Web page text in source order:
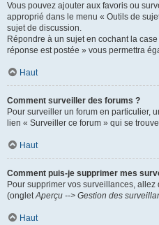
Vous pouvez ajouter aux favoris ou
approprié dans le menu « Outils de
sujet de discussion.
Répondre à un sujet en cochant la
réponse est postée » vous permettra
Haut
Comment surveiller des forums ?
Pour surveiller un forum en particulier,
lien « Surveiller ce forum » qui se
Haut
Comment puis-je supprimer mes
Pour supprimer vos surveillances,
(ongletAperçu --> Gestion des
Haut